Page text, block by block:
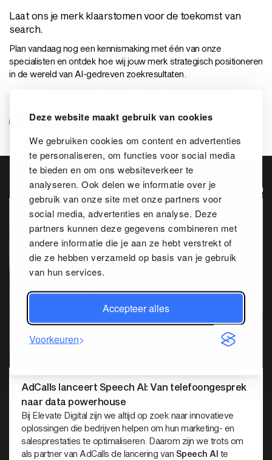
Deze website maakt gebruik van cookies
We gebruiken cookies om content en advertenties
te personaliseren, om functies voor social media
te bieden en om ons websiteverkeer te
analyseren. Ook delen we informatie over je
gebruik van onze site met onze partners voor
social media, advertenties en analyse. Deze
partners kunnen deze gegevens combineren met
andere informatie die je aan ze hebt verstrekt of
die ze hebben verzameld op basis van je gebruik
van hun services.
Accepteer alles
Voorkeuren
Laat ons je merk klaarstomen voor de toekomst van
search.
Plan vandaag nog een kennismaking met één van onze
specialisten en ontdek hoe wij jouw merk strategisch positioneren
in de wereld van AI-gedreven zoekresultaten.
Neem contact met ons op
Vergelijkbare artikelen Bekijk alle artikelen
AdCalls lanceert Speech AI: Van telefoongesprek
naar data powerhouse
Bij Elevate Digital zijn we altijd op zoek naar innovatieve
oplossingen die bedrijven helpen om hun marketing- en
salesprestaties te optimaliseren. Daarom zijn we trots om
als partner van AdCalls de lancering van Speech AI te